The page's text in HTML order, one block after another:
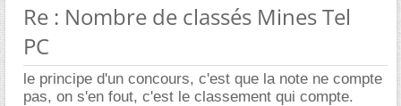
Re : Nombre de classés Mines Tel
PC
le principe d'un concours, c'est que la note ne compte
pas, on s'en fout, c'est le classement qui compte.